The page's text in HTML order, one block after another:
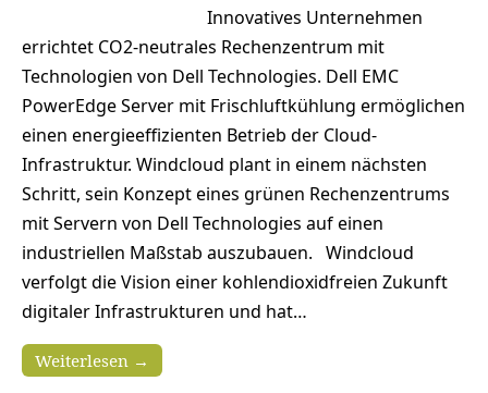
Innovatives Unternehmen
errichtet CO2-neutrales Rechenzentrum mit
Technologien von Dell Technologies. Dell EMC
PowerEdge Server mit Frischluftkühlung ermöglichen
einen energieeffizienten Betrieb der Cloud-
Infrastruktur. Windcloud plant in einem nächsten
Schritt, sein Konzept eines grünen Rechenzentrums
mit Servern von Dell Technologies auf einen
industriellen Maßstab auszubauen. Windcloud
verfolgt die Vision einer kohlendioxidfreien Zukunft
digitaler Infrastrukturen und hat…
Weiterlesen →